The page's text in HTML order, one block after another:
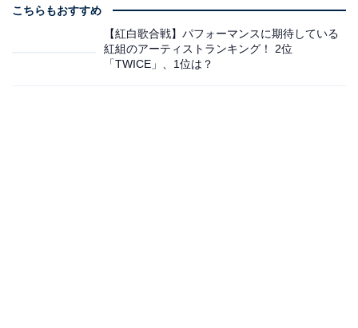
こちらもおすすめ
【紅白歌合戦】パフォーマンスに期待している
紅組のアーティストランキング！ 2位
「TWICE」、1位は？